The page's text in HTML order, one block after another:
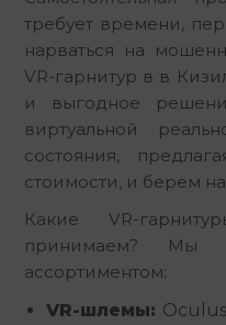
требует времени,
нарваться на
VR-гарнитур в в
и выгодное
виртуальной
состояния,
стоимости, и берем
Какие VR-
принимаем? Мы
ассортиментом:
VR-шлемы: